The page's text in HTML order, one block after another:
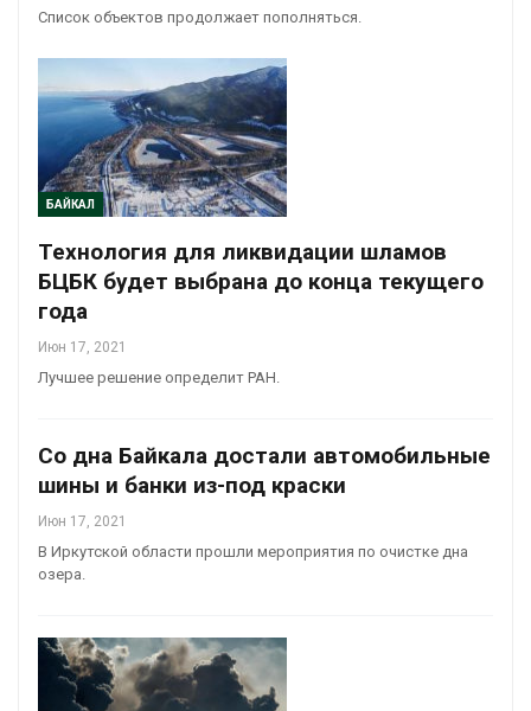
Список объектов продолжает пополняться.
БАЙКАЛ
Технология для ликвидации шламов
БЦБК будет выбрана до конца текущего
года
Июн 17, 2021
Лучшее решение определит РАН.
Со дна Байкала достали автомобильные
шины и банки из-под краски
Июн 17, 2021
В Иркутской области прошли мероприятия по очистке дна
озера.